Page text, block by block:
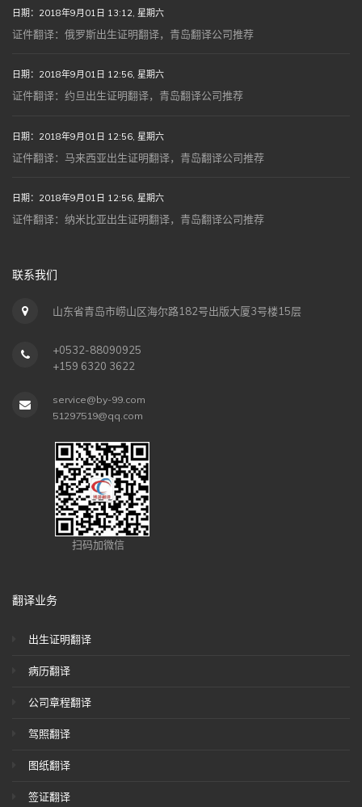
日期：2018年9月01日 13:12, 星期六
证件翻译：俄罗斯出生证明翻译，青岛翻译公司推荐
日期：2018年9月01日 12:56, 星期六
证件翻译：约旦出生证明翻译，青岛翻译公司推荐
日期：2018年9月01日 12:56, 星期六
证件翻译：马来西亚出生证明翻译，青岛翻译公司推荐
日期：2018年9月01日 12:56, 星期六
证件翻译：纳米比亚出生证明翻译，青岛翻译公司推荐
联系我们
山东省青岛市崂山区海尔路182号出版大厦3号楼15层
+0532-88090925
+159 6320 3622
service@by-99.com
51297519@qq.com
扫码加微信
翻译业务
出生证明翻译
病历翻译
公司章程翻译
驾照翻译
图纸翻译
签证翻译